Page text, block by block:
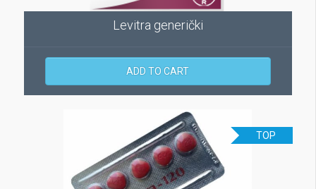
Levitra generički
ADD TO CART
TOP